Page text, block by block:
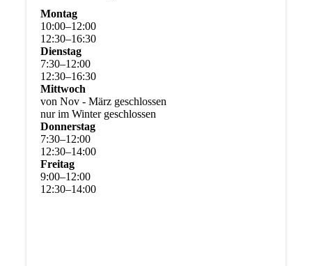
Montag
10:00–12:00
12:30–16:30
Dienstag
7:30–12:00
12:30–16:30
Mittwoch
von Nov - März geschlossen
nur im Winter geschlossen
Donnerstag
7:30–12:00
12:30–14:00
Freitag
9:00–12:00
12:30–14:00